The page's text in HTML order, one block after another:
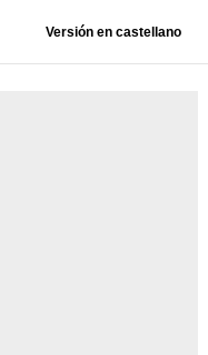
Versión en castellano